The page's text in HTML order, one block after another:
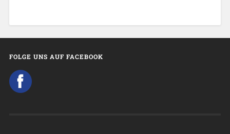
FOLGE UNS AUF FACEBOOK